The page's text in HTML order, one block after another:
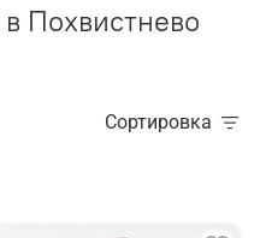
Похвистнево
Сортировка